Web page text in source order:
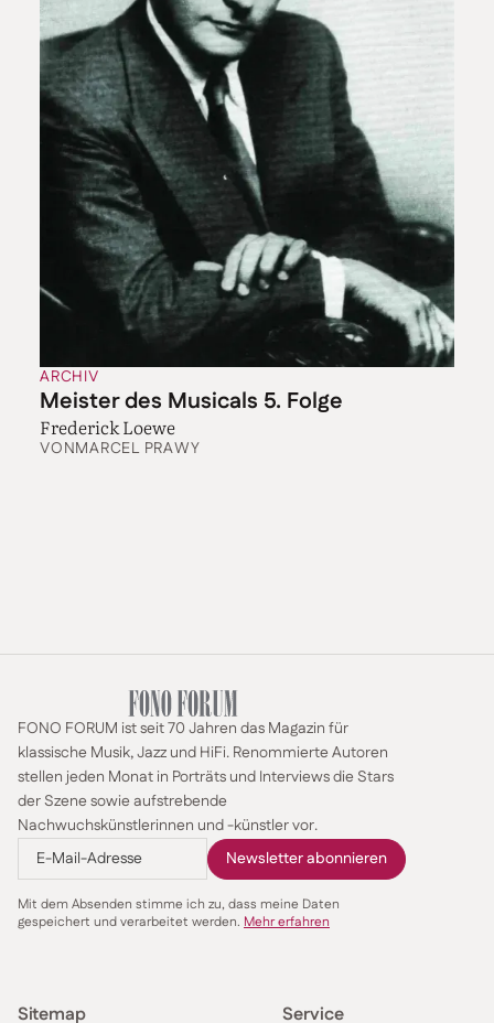
ARCHIV
Meister des Musicals 5. Folge
Frederick Loewe
VONMARCEL PRAWY
FONO FORUM ist seit 70 Jahren das Magazin für
klassische Musik, Jazz und HiFi. Renommierte Autoren
stellen jeden Monat in Porträts und Interviews die Stars
der Szene sowie aufstrebende
Nachwuchskünstlerinnen und -künstler vor.
Mit dem Absenden stimme ich zu, dass meine Daten
gespeichert und verarbeitet werden. Mehr erfahren
Sitemap Service